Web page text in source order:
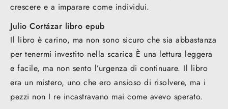
crescere e a imparare come individui.
Julio Cortázar libro epub
Il libro è carino, ma non sono sicuro che sia abbastanza
per tenermi investito nella scarica È una lettura leggera
e facile, ma non sento l’urgenza di continuare. Il libro
era un mistero, uno che ero ansioso di risolvere, ma i
pezzi non I re incastravano mai come avevo sperato.